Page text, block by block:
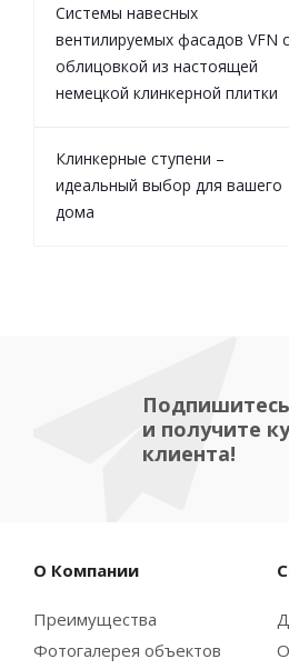
Системы навесных
вентилируемых фасадов VFN с
облицовкой из настоящей
немецкой клинкерной плитки
Клинкерные ступени –
идеальный выбор для вашего
дома
и получите
клиента!
О Компании
Преимущества
Фотогалерея объектов